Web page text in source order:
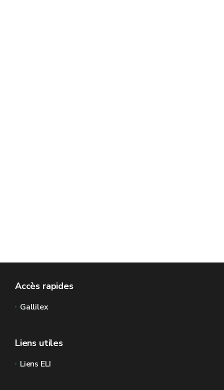
Accès rapides
Gallilex
Liens utiles
Liens ELI